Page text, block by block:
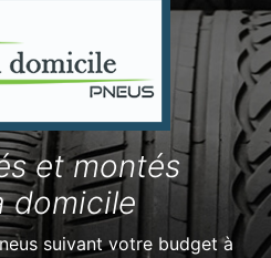
et montés
domicile
suivant votre budget à